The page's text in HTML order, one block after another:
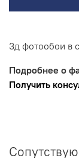
3д фотообои в
Подробнее о
Получить